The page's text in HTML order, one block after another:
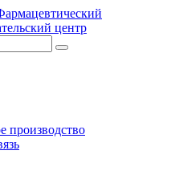
центр
производство